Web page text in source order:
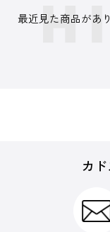
最近見た商品があ
カ